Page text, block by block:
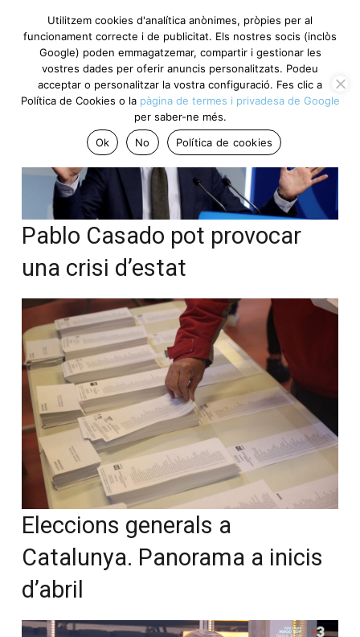
Pablo Casado pot provocar
una crisi d’estat
Eleccions generals a
Catalunya. Panorama a inicis
d’abril
Utilitzem cookies d'analítica anònimes, pròpies per al
funcionament correcte i de publicitat. Els nostres socis (inclòs
Google) poden emmagatzemar, compartir i gestionar les
vostres dades per oferir anuncis personalitzats. Podeu
acceptar o personalitzar la vostra configuració. Fes clic a
Política de Cookies o la pàgina de termes i privadesa de Google
per saber-ne més.
Ok
No Política de cookies